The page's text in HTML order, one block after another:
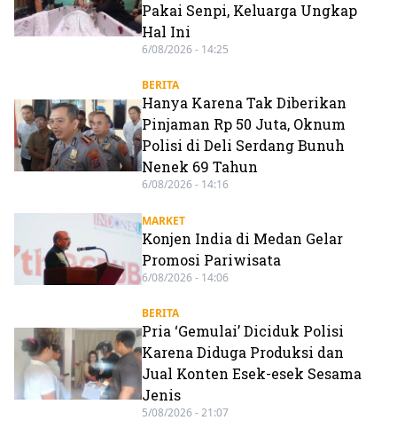
Pakai Senpi, Keluarga Ungkap
Hal Ini
6/08/2026 - 14:25
BERITA
Hanya Karena Tak Diberikan
Pinjaman Rp 50 Juta, Oknum
Polisi di Deli Serdang Bunuh
Nenek 69 Tahun
6/08/2026 - 14:16
MARKET
Konjen India di Medan Gelar
Promosi Pariwisata
6/08/2026 - 14:06
BERITA
Pria ‘Gemulai’ Diciduk Polisi
Karena Diduga Produksi dan
Jual Konten Esek-esek Sesama
Jenis
5/08/2026 - 21:07